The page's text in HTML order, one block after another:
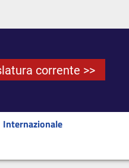
corrente >>
Internazionale